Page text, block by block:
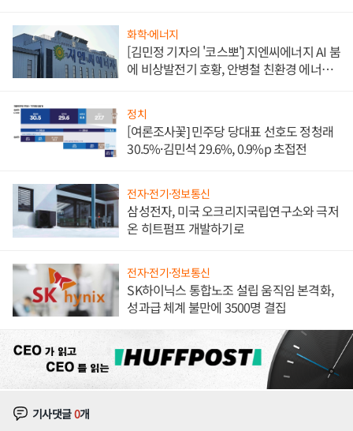
화학·에너지
[김민정 기자의 '코스뽀'] 지엔씨에너지 AI 붐
에 비상발전기 호황, 안병철 친환경 에너지
정치
[여론조사꽃] 민주당 당대표 선호도 정청래
30.5%·김민석 29.6%, 0.9%p 초접전
전자·전기·정보통신
삼성전자, 미국 오크리지국립연구소와 극저
온 히트펌프 개발하기로
전자·전기·정보통신
SK하이닉스 통합노조 설립 움직임 본격화,
성과급 체계 불만에 3500명 결집
기사댓글0개